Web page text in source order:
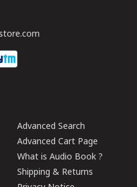
Advanced Search
Advanced Cart Page
What is Audio Book ?
Shipping & Returns